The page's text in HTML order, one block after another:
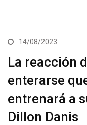
14/08/2023
La reacción
enterarse
entrenará a
Dillon Danis